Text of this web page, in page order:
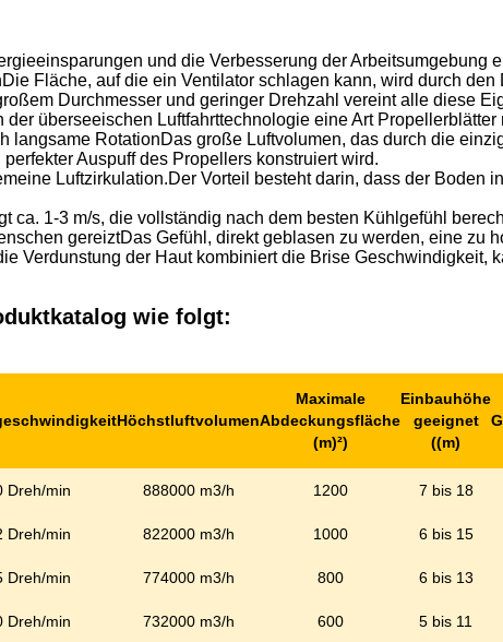
und die Verbesserung der Arbeitsumgebung
Fläche, auf die ein Ventilator schlagen kann, wird durch den
Durchmesser und geringer Drehzahl vereint alle diese
überseeischen Luftfahrttechnologie eine Art Propellerblätter
RotationDas große Luftvolumen, das durch die
Auspuff des Propellers konstruiert wird.
Luftzirkulation.Der Vorteil besteht darin, dass der Boden
1-3 m/s, die vollständig nach dem besten Kühlgefühl
gereiztDas Gefühl, direkt geblasen zu werden, eine zu
Verdunstung der Haut kombiniert die Brise Geschwindigkeit,
wie folgt:
Höchstluftvolumen
Maximale
Abdeckungsfläche
(m)²)
Einbauhöhe
geeignet
((m)
Dreh/min 888000 m3/h 1200 7 bis 18
Dreh/min 822000 m3/h 1000 6 bis 15
Dreh/min 774000 m3/h 800 6 bis 13
Dreh/min 732000 m3/h 600 5 bis 11